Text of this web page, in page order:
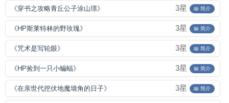
《穿书之攻略青丘公子涂山璟》 3星 📖 简介
《HP斯莱特林的野玫瑰》 3星 📖 简介
《咒术是写轮眼》 3星 📖 简介
《HP捡到一只小蝙蝠》 3星 📖 简介
《在亲世代挖伏地魔墙角的日子》 3星 📖 简介